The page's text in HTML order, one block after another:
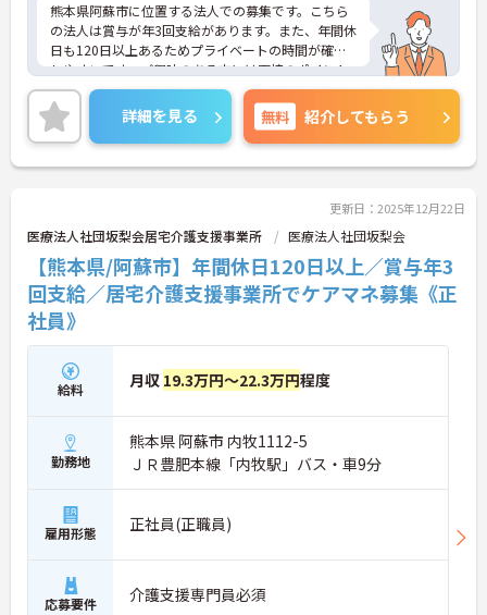
熊本県阿蘇市に位置する法人での募集です。こちら
の法人は賞与が年3回支給があります。また、年間休
日も120日以上あるためプライベートの時間が確保
しやすいです。ご興味のある方には面接のポイント
をお伝えしますので、お気軽にお問い合わせくださ
い。
詳細を見る 無料 紹介してもらう
更新日：2025年12月22日
医療法人社団坂梨会居宅介護支援事業所 医療法人社団坂梨会
【熊本県/阿蘇市】年間休日120日以上／賞与年3
回支給／居宅介護支援事業所でケアマネ募集《正
社員》
給料 月収 19.3万円～22.3万円程度
勤務地
熊本県 阿蘇市 内牧1112-5
ＪＲ豊肥本線「内牧駅」バス・車9分
雇用形態 正社員(正職員)
応募要件 介護支援専門員必須